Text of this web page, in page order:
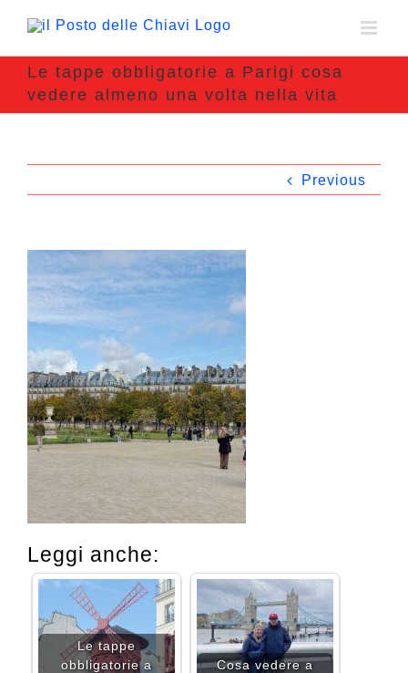
Le tappe obbligatorie a Parigi cosa
vedere almeno una volta nella vita
Previous
Leggi anche:
Le tappe
obbligatorie a
Cosa vedere a